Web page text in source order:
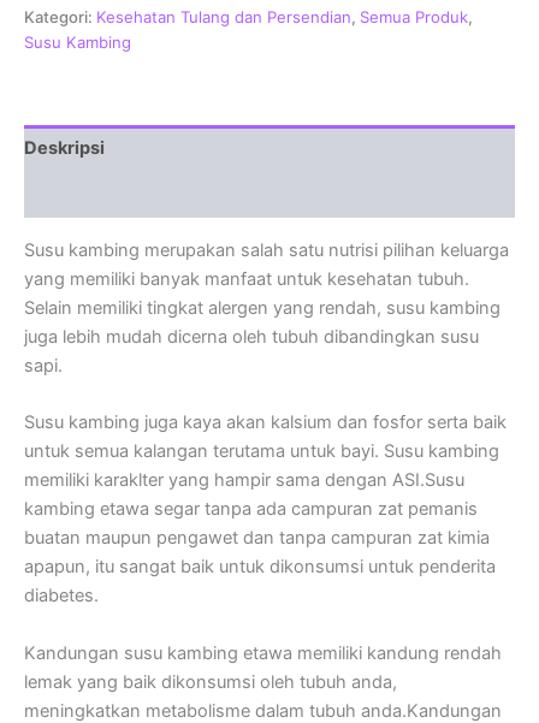
Kategori: Kesehatan Tulang dan Persendian, Semua Produk,
Susu Kambing
Deskripsi
Susu kambing merupakan salah satu nutrisi pilihan keluarga
yang memiliki banyak manfaat untuk kesehatan tubuh.
Selain memiliki tingkat alergen yang rendah, susu kambing
juga lebih mudah dicerna oleh tubuh dibandingkan susu
sapi.
Susu kambing juga kaya akan kalsium dan fosfor serta baik
untuk semua kalangan terutama untuk bayi. Susu kambing
memiliki karaklter yang hampir sama dengan ASI.Susu
kambing etawa segar tanpa ada campuran zat pemanis
buatan maupun pengawet dan tanpa campuran zat kimia
apapun, itu sangat baik untuk dikonsumsi untuk penderita
diabetes.
Kandungan susu kambing etawa memiliki kandung rendah
lemak yang baik dikonsumsi oleh tubuh anda,
meningkatkan metabolisme dalam tubuh anda.Kandungan